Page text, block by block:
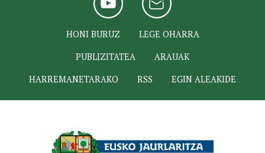
HONI BURUZ
LEGE OHARRA
PUBLIZITATEA
ARAUAK
HARREMANETARAKO
RSS EGIN ALEAKIDE